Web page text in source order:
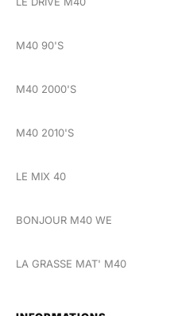
M40 90'S
M40 2000'S
M40 2010'S
LE MIX 40
BONJOUR M40 WE
LA GRASSE MAT' M40